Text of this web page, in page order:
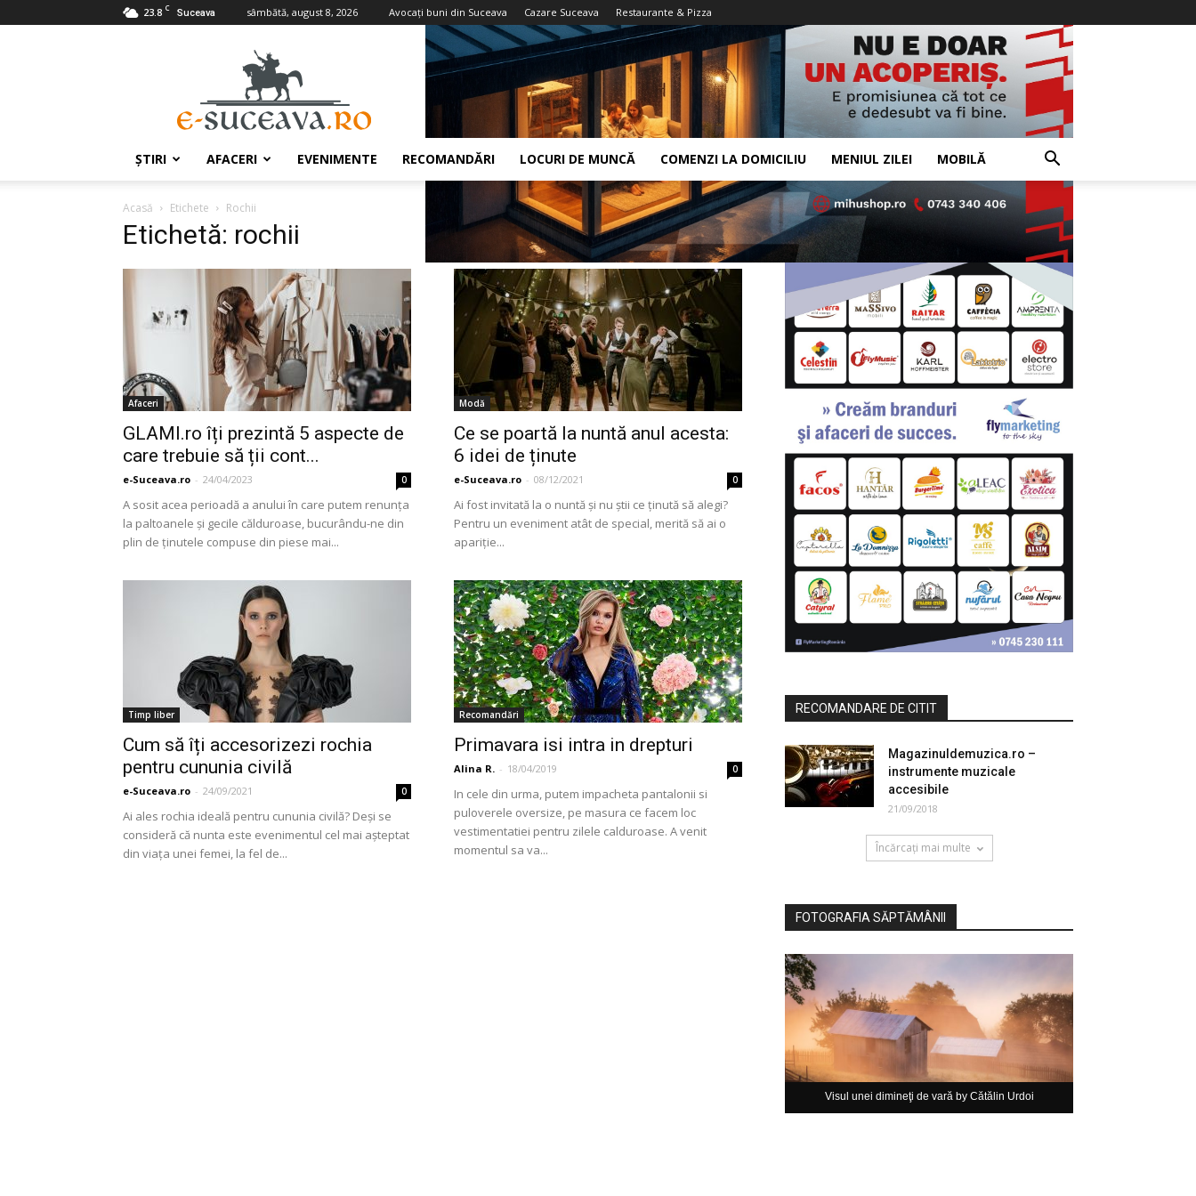
23.8 C Suceava sâmbătă, august 8, 2026 Avocaţi buni din Suceava Cazare Suceava Restaurante & Pizza
ŞTIRI AFACERI EVENIMENTE RECOMANDĂRI LOCURI DE MUNCĂ COMENZI LA DOMICILIU MENIUL ZILEI MOBILĂ
Acasă Etichete Rochii
Etichetă: rochii
Afaceri
GLAMI.ro îți prezintă 5 aspecte de
care trebuie să ții cont...
e-Suceava.ro - 24/04/2023 0
A sosit acea perioadă a anului în care putem renunța
la paltoanele și gecile călduroase, bucurându-ne din
plin de ținutele compuse din piese mai...
Modă
Ce se poartă la nuntă anul acesta:
6 idei de ținute
e-Suceava.ro - 08/12/2021 0
Ai fost invitată la o nuntă și nu știi ce ținută să alegi?
Pentru un eveniment atât de special, merită să ai o
apariție...
Timp liber
Cum să îți accesorizezi rochia
pentru cununia civilă
e-Suceava.ro - 24/09/2021 0
Ai ales rochia ideală pentru cununia civilă? Deși se
consideră că nunta este evenimentul cel mai așteptat
din viața unei femei, la fel de...
Recomandări
Primavara isi intra in drepturi
Alina R. - 18/04/2019 0
In cele din urma, putem impacheta pantalonii si
puloverele oversize, pe masura ce facem loc
vestimentatiei pentru zilele calduroase. A venit
momentul sa va...
RECOMANDARE DE CITIT
Magazinuldemuzica.ro –
instrumente muzicale
accesibile
21/09/2018
Încărcați mai multe
FOTOGRAFIA SĂPTĂMÂNII
Visul unei dimineţi de vară by Cătălin Urdoi